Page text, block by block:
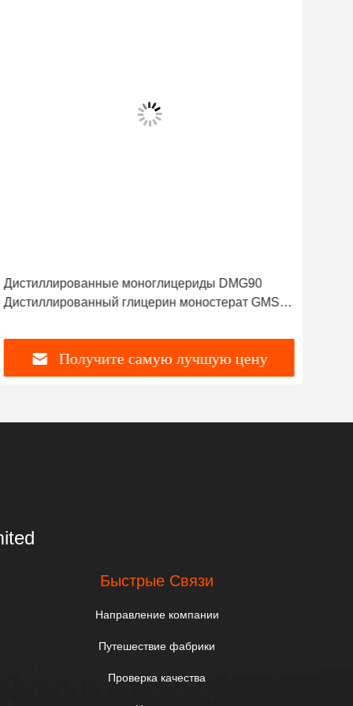
Дистиллированные моноглицериды DMG90
Дистиллированный глицерин моностерат GMS90
Получите самую лучшую цену
Быстрые Связи
Направление компании
Путешествие фабрики
Проверка качества